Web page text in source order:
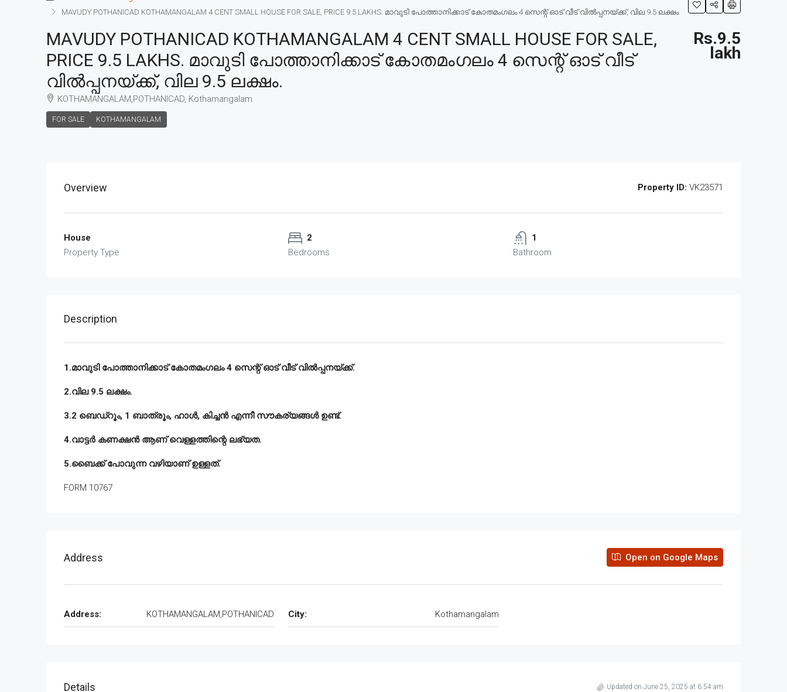
MAVUDY POTHANICAD KOTHAMANGALAM 4 CENT SMALL HOUSE FOR SALE, PRICE 9.5 LAKHS. മാവുടി പോത്താനിക്കാട് കോതമംഗലം 4 സെന്റ് ഓട് വീട് വിൽപ്പനയ്ക്ക്, വില 9.5 ലക്ഷം.
MAVUDY POTHANICAD KOTHAMANGALAM 4 CENT SMALL HOUSE FOR SALE,
PRICE 9.5 LAKHS. മാവുടി പോത്താനിക്കാട് കോതമംഗലം 4 സെന്റ് ഓട് വീട്
വിൽപ്പനയ്ക്ക്, വില 9.5 ലക്ഷം.
KOTHAMANGALAM,POTHANICAD, Kothamangalam
FOR SALE KOTHAMANGALAM
Rs.9.5
lakh
Overview Property ID: VK23571
House
Property Type
2
Bedrooms
1
Bathroom
Description
1.മാവുടി പോത്താനിക്കാട് കോതമംഗലം 4 സെന്റ് ഓട് വീട് വിൽപ്പനയ്ക്ക്.
2.വില 9.5 ലക്ഷം.
3.2 ബെഡ്‌റൂം, 1 ബാത്രൂം, ഹാൾ, കിച്ചൻ എന്നീ സൗകര്യങ്ങൾ ഉണ്ട്.
4.വാട്ടർ കണക്ഷൻ ആണ് വെള്ളത്തിന്റെ ലഭ്യത.
5.ബൈക്ക് പോവുന്ന വഴിയാണ് ഉള്ളത്.
FORM 10767
Address Open on Google Maps
Address: KOTHAMANGALAM,POTHANICAD City: Kothamangalam
Details Updated on June 25, 2025 at 6:54 am